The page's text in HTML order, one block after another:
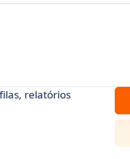
relatórios